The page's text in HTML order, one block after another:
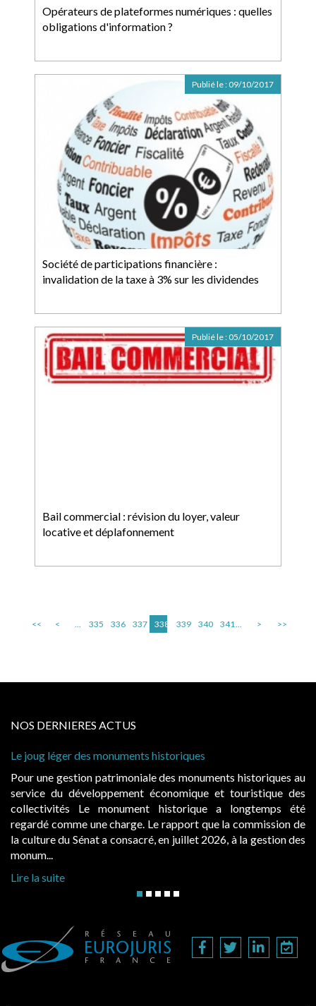
Opérateurs de plateformes numériques : quelles
obligations d'information ?
Société de participations financière :
invalidation de la taxe à 3% sur les dividendes
Publié le : 09/10/2017
Bail commercial : révision du loyer, valeur
locative et déplafonnement
Publié le : 05/10/2017
<< < ... 335 336 337 338 339 340 341... > >>
NOS DERNIERES ACTUS
des monuments historiques
patrimoniale des monuments historiques au
développement économique et touristique des
Le monument historique a longtemps été
une charge. Le rapport que la commission de
Sénat a consacré, en juillet 2026, à la gestion des
Evocatrices
également
public, elles